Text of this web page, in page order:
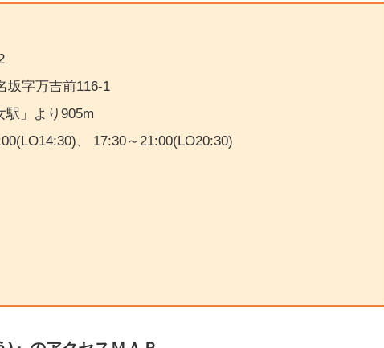
坂字万吉前116-1
駅」より905m
、 17:30～21:00(LO20:30)